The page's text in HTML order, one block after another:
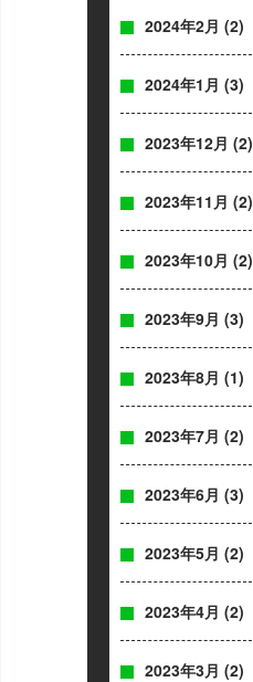
2024年2月 (2)
2024年1月 (3)
2023年12月 (2)
2023年11月 (2)
2023年10月 (2)
2023年9月 (3)
2023年8月 (1)
2023年7月 (2)
2023年6月 (3)
2023年5月 (2)
2023年4月 (2)
2023年3月 (2)